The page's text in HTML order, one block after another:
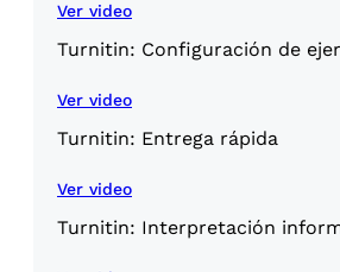
Ver video
Turnitin: Configuración de
Ver video
Turnitin: Entrega rápida
Ver video
Turnitin: Interpretación